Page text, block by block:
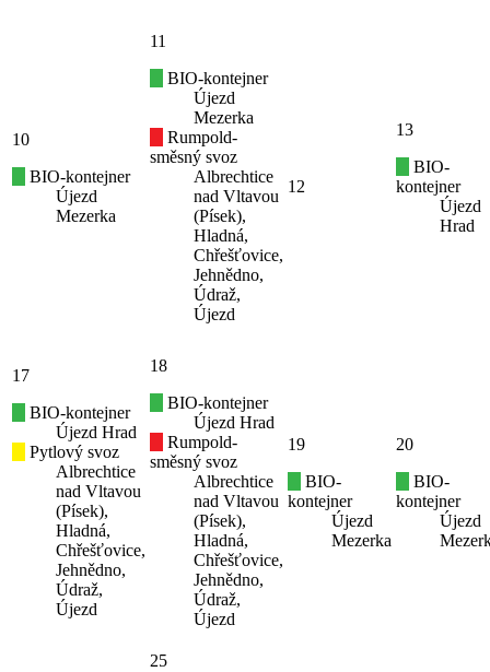
10
BIO-kontejner
Újezd
Mezerka
11
BIO-kontejner
Újezd
Mezerka
Rumpold-
směsný svoz
Albrechtice
nad Vltavou
(Písek),
Hladná,
Chřešťovice,
Jehnědno,
Údraž,
Újezd
12
13
BIO-
kontejner
Újezd
Hrad
17
BIO-kontejner
Újezd Hrad
Pytlový svoz
Albrechtice
nad Vltavou
(Písek),
Hladná,
Chřešťovice,
Jehnědno,
Údraž,
Újezd
18
BIO-kontejner
Újezd Hrad
Rumpold-
směsný svoz
Albrechtice
nad Vltavou
(Písek),
Hladná,
Chřešťovice,
Jehnědno,
Údraž,
Újezd
19
BIO-
kontejner
Újezd
Mezerka
20
BIO-
kontejner
Újezd
25